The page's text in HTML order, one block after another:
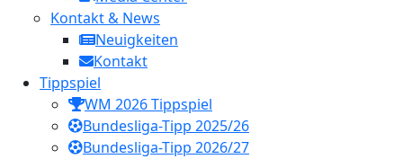
Kontakt & News
Neuigkeiten
Kontakt
Tippspiel
WM 2026 Tippspiel
Bundesliga-Tipp 2025/26
Bundesliga-Tipp 2026/27